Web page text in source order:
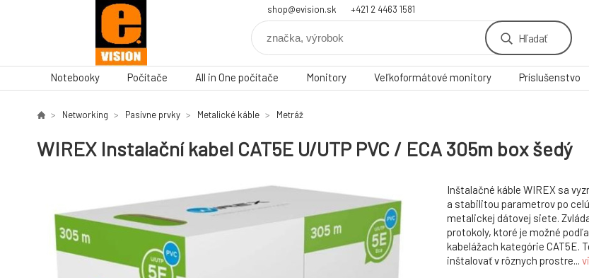
shop@evision.sk +421 2 4463 1581
Hľadať
Notebooky Počítače All in One počítače Monitory Veľkoformátové monitory Príslušenstvo
Networking Pasívne prvky Metalické káble Metráž
WIREX Instalační kabel CAT5E U/UTP PVC / ECA 305m box šedý
Inštalačné káble WIREX sa
a stabilitou parametrov po
metalickej dátovej siete.
protokoly, ktoré je možné
kabelážach kategórie CAT5E.
inštalovať v rôznych prostre...